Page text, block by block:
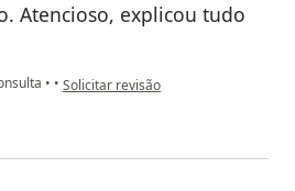
Atencioso, explicou tudo
• • na opinião do utilizador V.R
Solicitar revisão